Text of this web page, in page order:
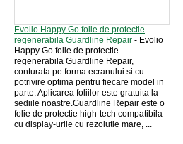
Evolio Happy Go folie de protectie
regenerabila Guardline Repair - Evolio
Happy Go folie de protectie
regenerabila Guardline Repair,
conturata pe forma ecranului si cu
potrivire optima pentru fiecare model in
parte. Aplicarea foliilor este gratuita la
sediile noastre.Guardline Repair este o
folie de protectie high-tech compatibila
cu display-urile cu rezolutie mare, ...